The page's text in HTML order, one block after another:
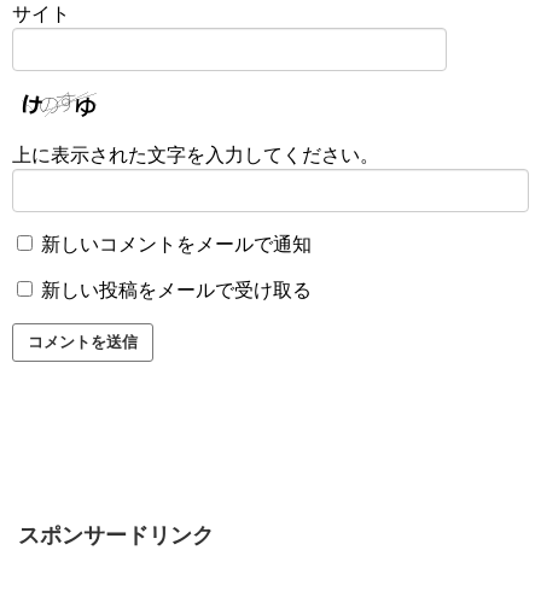
サイト
上に表示された文字を入力してください。
新しいコメントをメールで通知
新しい投稿をメールで受け取る
スポンサードリンク